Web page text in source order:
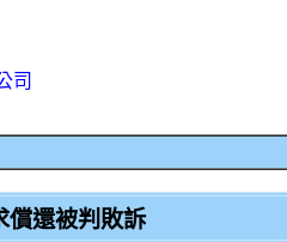
償還被判敗訴